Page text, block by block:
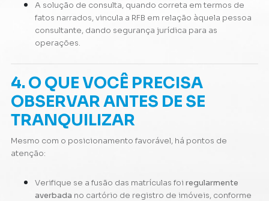
A solução de consulta, quando correta em termos de
fatos narrados, vincula a RFB em relação àquela pessoa
consultante, dando segurança jurídica para as
operações.
4. O QUE VOCÊ PRECISA
OBSERVAR ANTES DE SE
TRANQUILIZAR
Mesmo com o posicionamento favorável, há pontos de
atenção:
Verifique se a fusão das matrículas foi regularmente
averbada no cartório de registro de imóveis, conforme